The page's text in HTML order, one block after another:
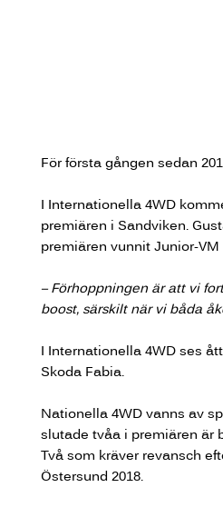
För första gången sedan
I Internationella 4WD
premiären i Sandviken.
premiären vunnit Junior-VM
– Förhoppningen är att vi
boost, särskilt när vi båda
I Internationella 4WD ses
Skoda Fabia.
Nationella 4WD vanns av
slutade tvåa i premiären är
Två som kräver revansch
Östersund 2018.